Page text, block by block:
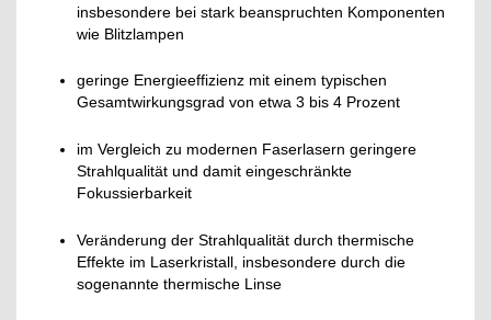
insbesondere bei stark beanspruchten Komponenten
wie Blitzlampen
geringe Energieeffizienz mit einem typischen
Gesamtwirkungsgrad von etwa 3 bis 4 Prozent
im Vergleich zu modernen Faserlasern geringere
Strahlqualität und damit eingeschränkte
Fokussierbarkeit
Veränderung der Strahlqualität durch thermische
Effekte im Laserkristall, insbesondere durch die
sogenannte thermische Linse